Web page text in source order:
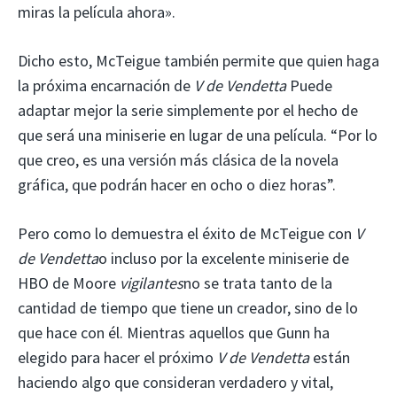
miras la película ahora».
Dicho esto, McTeigue también permite que quien haga
la próxima encarnación de V de VendettaPuede
adaptar mejor la serie simplemente por el hecho de
que será una miniserie en lugar de una película. “Por lo
que creo, es una versión más clásica de la novela
gráfica, que podrán hacer en ocho o diez horas”.
Pero como lo demuestra el éxito de McTeigue con V
de Vendettao incluso por la excelente miniserie de
HBO de Moore vigilantesno se trata tanto de la
cantidad de tiempo que tiene un creador, sino de lo
que hace con él. Mientras aquellos que Gunn ha
elegido para hacer el próximo V de Vendettaestán
haciendo algo que consideran verdadero y vital,